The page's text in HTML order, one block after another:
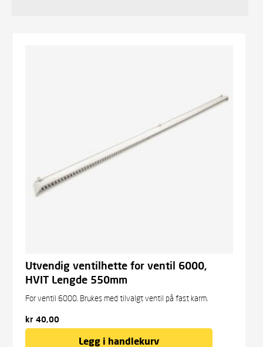
Utvendig ventilhette for ventil 6000,
HVIT Lengde 550mm
For ventil 6000. Brukes med tilvalgt ventil på fast karm.
kr 40,00
Legg i handlekurv